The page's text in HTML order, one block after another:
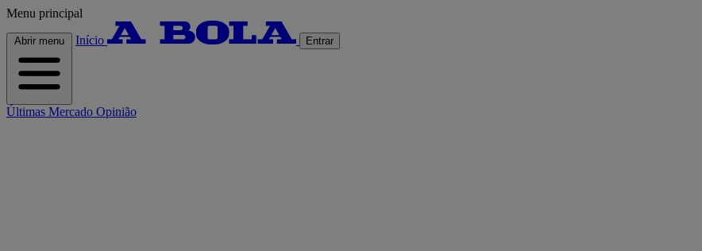
Menu principal
Abrir menu Início Entrar
Últimas Mercado Opinião